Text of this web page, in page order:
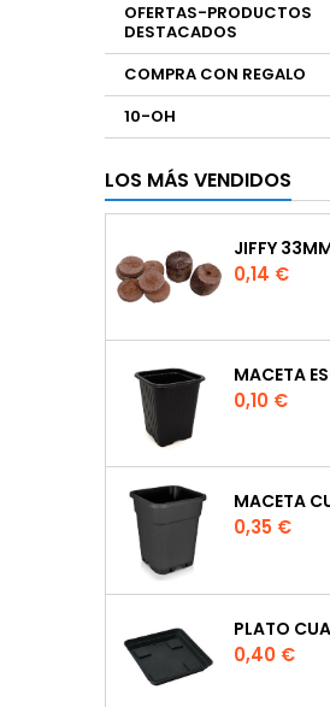
OFERTAS-PRODUCTOS
DESTACADOS
COMPRA CON REGALO
10-OH
LOS MÁS VENDIDOS
JIFFY
Precio
0,14 €
Precio
0,10 €
Precio
0,35 €
Precio
0,40 €